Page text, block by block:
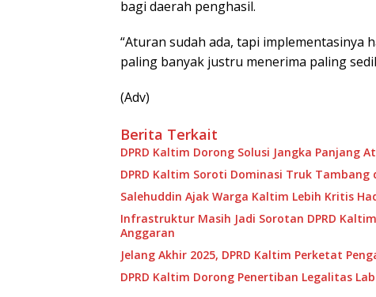
bagi daerah penghasil.
“Aturan sudah ada, tapi implementasinya
paling banyak justru menerima paling
(Adv)
Berita Terkait
DPRD Kaltim Dorong Solusi Jangka Panjang
DPRD Kaltim Soroti Dominasi Truk
Salehuddin Ajak Warga Kaltim Lebih Kritis
Infrastruktur Masih Jadi Sorotan DPRD
Anggaran
Jelang Akhir 2025, DPRD Kaltim Perketat
DPRD Kaltim Dorong Penertiban Legalitas